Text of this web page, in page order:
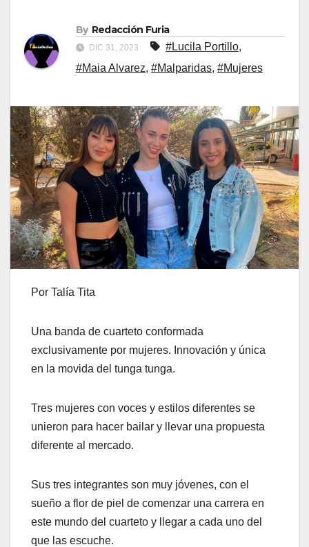
By Redacción Furia
DIC 31, 2023 #Lucila Portillo,
#Maia Alvarez, #Malparidas, #Mujeres
Por Talía Tita
Una banda de cuarteto conformada
exclusivamente por mujeres. Innovación y única
en la movida del tunga tunga.
Tres mujeres con voces y estilos diferentes se
unieron para hacer bailar y llevar una propuesta
diferente al mercado.
Sus tres integrantes son muy jóvenes, con el
sueño a flor de piel de comenzar una carrera en
este mundo del cuarteto y llegar a cada uno del
que las escuche.